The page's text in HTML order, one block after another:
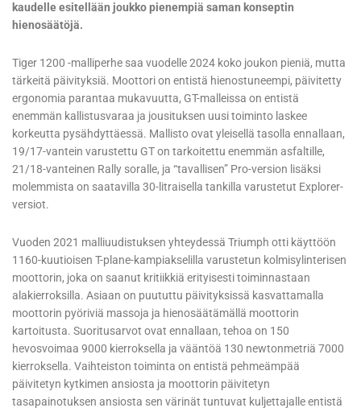
kaudelle esitellään joukko pienempiä saman konseptin
hienosäätöjä.
Tiger 1200 -malliperhe saa vuodelle 2024 koko joukon pieniä, mutta
tärkeitä päivityksiä. Moottori on entistä hienostuneempi, päivitetty
ergonomia parantaa mukavuutta, GT-malleissa on entistä
enemmän kallistusvaraa ja jousituksen uusi toiminto laskee
korkeutta pysähdyttäessä. Mallisto ovat yleisellä tasolla ennallaan,
19/17-vantein varustettu GT on tarkoitettu enemmän asfaltille,
21/18-vanteinen Rally soralle, ja “tavallisen” Pro-version lisäksi
molemmista on saatavilla 30-litraisella tankilla varustetut Explorer-
versiot.
Vuoden 2021 malliuudistuksen yhteydessä Triumph otti käyttöön
1160-kuutioisen T-plane-kampiakselilla varustetun kolmisylinterisen
moottorin, joka on saanut kritiikkiä erityisesti toiminnastaan
alakierroksilla. Asiaan on puututtu päivityksissä kasvattamalla
moottorin pyöriviä massoja ja hienosäätämällä moottorin
kartoitusta. Suoritusarvot ovat ennallaan, tehoa on 150
hevosvoimaa 9000 kierroksella ja vääntöä 130 newtonmetriä 7000
kierroksella. Vaihteiston toiminta on entistä pehmeämpää
päivitetyn kytkimen ansiosta ja moottorin päivitetyn
tasapainotuksen ansiosta sen värinät tuntuvat kuljettajalle entistä